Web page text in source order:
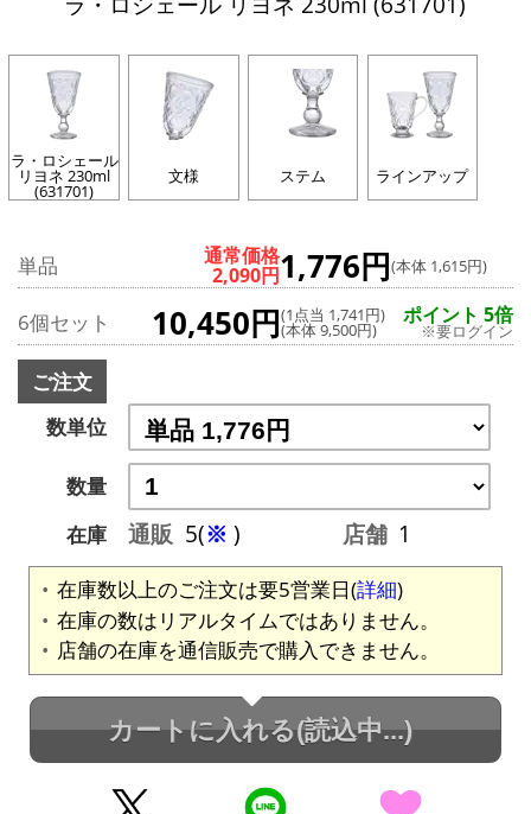
ラ・ロシェール
リヨネ 230ml
(631701)
文様 ステム ラインアップ
単品 通常価格
2,090円1,776円(本体 1,615円)
6個セット 10,450円(1点当 1,741円)
(本体 9,500円)
ポイント 5倍
※要ログイン
ご注文
数単位
数量
在庫
通販 5(※ ) 店舗 1
在庫数以上のご注文は要5営業日(詳細)
在庫の数はリアルタイムではありません。
店舗の在庫を通信販売で購入できません。
カートに入れる(読込中...)